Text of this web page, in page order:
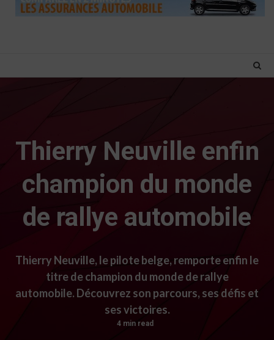
Thierry Neuville enfin
champion du monde
de rallye automobile
Thierry Neuville, le pilote belge, remporte enfin le
titre de champion du monde de rallye
automobile. Découvrez son parcours, ses défis et
ses victoires.
4 min read